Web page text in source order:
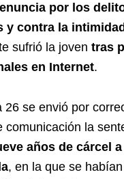
por los
y contra la intimidad
sufrió la joven tras
en Internet.
26 se envió por
comunicación la
años de cárcel
, en la que se